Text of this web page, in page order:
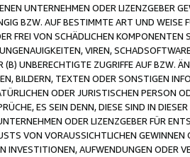
UNTERNEHMEN ODER LIZENZGEBER
BZW. AUF BESTIMMTE ART UND
FREI VON SCHÄDLICHEN
VIREN,
(B) UNBERECHTIGTE ZUGRIFFE AUF BZW.
BILDERN, TEXTEN ODER SONSTIGEN
ODER JURISTISCHEN PERSON
ES SEIN DENN, DIESE SIND IN
ODER LIZENZGEBER FÜR
VON VORAUSSICHTLICHEN
INVESTITIONEN, AUFWENDUNGEN ODER